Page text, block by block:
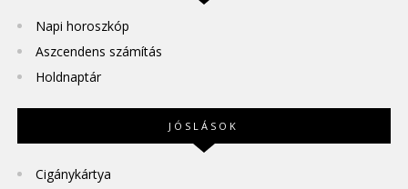
Napi horoszkóp
Aszcendens számítás
Holdnaptár
JÓSLÁSOK
Cigánykártya